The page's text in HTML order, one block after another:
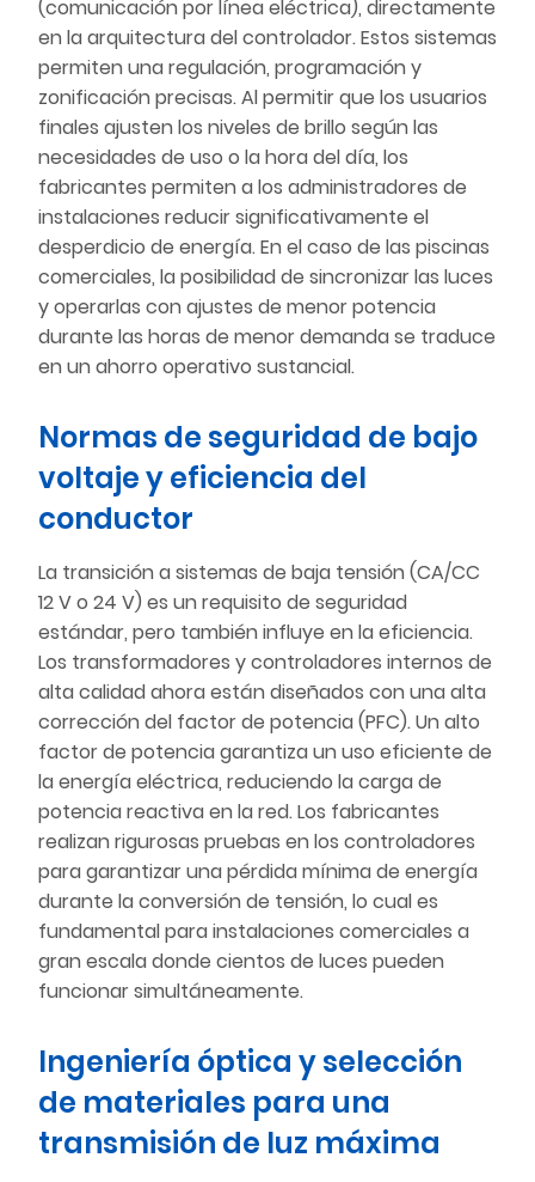
(comunicación por línea eléctrica), directamente
en la arquitectura del controlador. Estos sistemas
permiten una regulación, programación y
zonificación precisas. Al permitir que los usuarios
finales ajusten los niveles de brillo según las
necesidades de uso o la hora del día, los
fabricantes permiten a los administradores de
instalaciones reducir significativamente el
desperdicio de energía. En el caso de las piscinas
comerciales, la posibilidad de sincronizar las luces
y operarlas con ajustes de menor potencia
durante las horas de menor demanda se traduce
en un ahorro operativo sustancial.
Normas de seguridad de bajo
voltaje y eficiencia del
conductor
La transición a sistemas de baja tensión (CA/CC
12 V o 24 V) es un requisito de seguridad
estándar, pero también influye en la eficiencia.
Los transformadores y controladores internos de
alta calidad ahora están diseñados con una alta
corrección del factor de potencia (PFC). Un alto
factor de potencia garantiza un uso eficiente de
la energía eléctrica, reduciendo la carga de
potencia reactiva en la red. Los fabricantes
realizan rigurosas pruebas en los controladores
para garantizar una pérdida mínima de energía
durante la conversión de tensión, lo cual es
fundamental para instalaciones comerciales a
gran escala donde cientos de luces pueden
funcionar simultáneamente.
Ingeniería óptica y selección
de materiales para una
transmisión de luz máxima